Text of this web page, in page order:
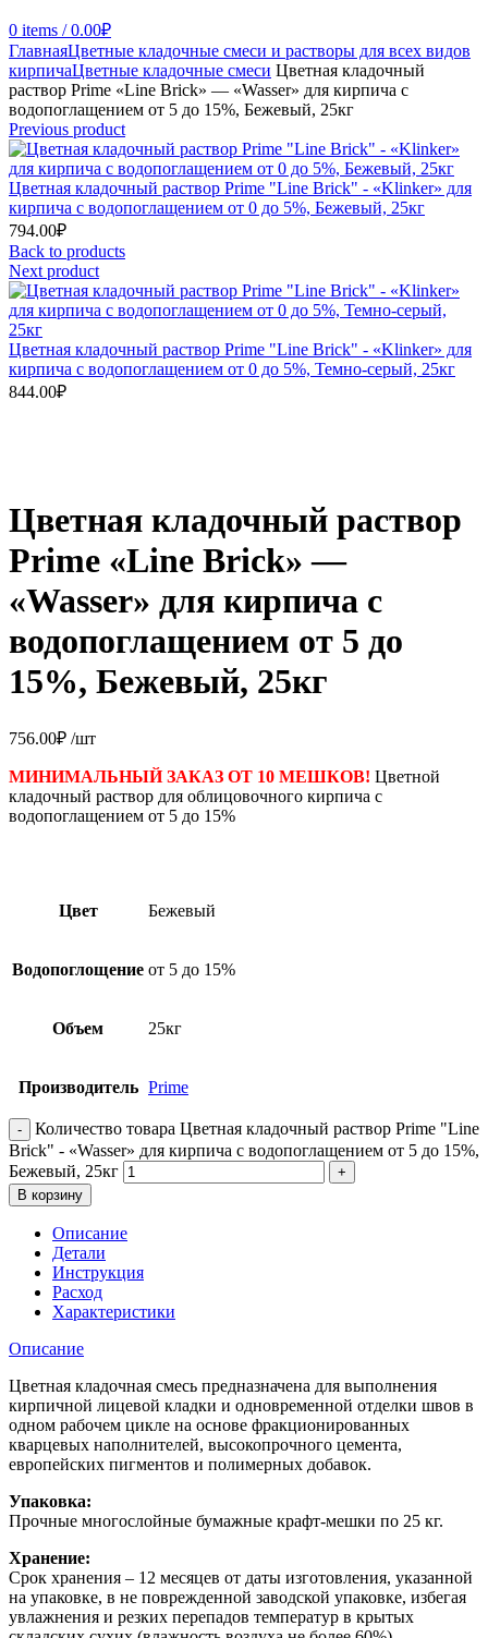
0 items / 0.00₽
ГлавнаяЦветные кладочные смеси и растворы для всех видов
кирпичаЦветные кладочные смеси Цветная кладочный
раствор Prime «Line Brick» — «Wasser» для кирпича с
водопоглащением от 5 до 15%, Бежевый, 25кг
Previous product
Цветная кладочный раствор Prime "Line Brick" - «Klinker» для
кирпича с водопоглащением от 0 до 5%, Бежевый, 25кг
794.00₽
Back to products
Next product
Цветная кладочный раствор Prime "Line Brick" - «Klinker» для
кирпича с водопоглащением от 0 до 5%, Темно-серый, 25кг
844.00₽
Цветная кладочный раствор
Prime «Line Brick» —
«Wasser» для кирпича с
водопоглащением от 5 до
15%, Бежевый, 25кг
756.00₽ /шт
МИНИМАЛЬНЫЙ ЗАКАЗ ОТ 10 МЕШКОВ! Цветной
кладочный раствор для облицовочного кирпича с
водопоглащением от 5 до 15%
Цвет Бежевый
Водопоглощение от 5 до 15%
Объем 25кг
Производитель Prime
Количество товара Цветная кладочный раствор Prime "Line
Brick" - «Wasser» для кирпича с водопоглащением от 5 до 15%,
Бежевый, 25кг
В корзину
Описание
Детали
Инструкция
Расход
Характеристики
Описание
Цветная кладочная смесь предназначена для выполнения
кирпичной лицевой кладки и одновременной отделки швов в
одном рабочем цикле на основе фракционированных
кварцевых наполнителей, высокопрочного цемента,
европейских пигментов и полимерных добавок.
Упаковка:
Прочные многослойные бумажные крафт-мешки по 25 кг.
Хранение:
Срок хранения – 12 месяцев от даты изготовления, указанной
на упаковке, в не поврежденной заводской упаковке, избегая
увлажнения и резких перепадов температур в крытых